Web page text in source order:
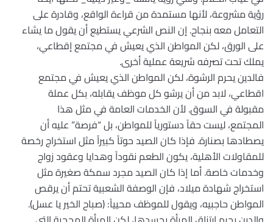
رؤية مشروعة، لأنها مستمدة من قراءة الواقع، وقادرة على
التعامل معه بنجاح. إن النص الشرعي يستطيع أن يقول ما يشاء
على الورق، لكن المواطن الذي يعيش في مجتمع إقطاعي،
يملك تحت تصرفه شريعة عملية أخرى.
فالدين يحرم الرشوة، لكن المواطن الذي يعيش في مجتمع
اقطاعي، لابد من أن يرشو كل موظف يقابله، بكل عملة
مقبولة في السوق. لأن الخدمات العامة في مثل هذا
المجتمع، ليست حقاً دستورياً للمواطن، بل “فرصة” عليه أن
يصطادها بصنارة. فإذا كان الصيد حوتاً كبيراً مثل استخراج رخصة
للمقاولات الأهلية، يكون الطعم نقوداً وهدايا وعقود زواج
وخدمات خاصة. أما إذا كان الصيد مجرد سمكة صغيرة مثل
استخراج شهادة ميلاد، فإن الوصفة الشعبية تحتم أن يرقص
المواطن حاجبيه، ويقول للموظف محيياً: (صباح الخير يا عسل).